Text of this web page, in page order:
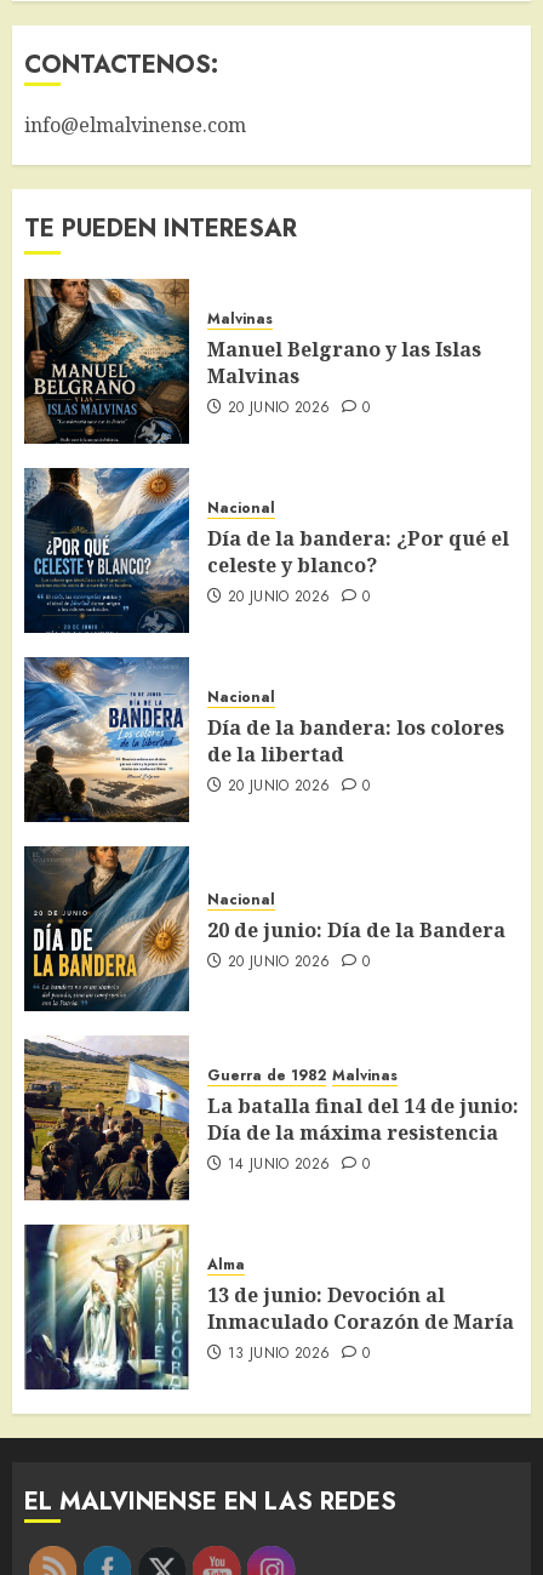
CONTACTENOS:
info@elmalvinense.com
TE PUEDEN INTERESAR
Malvinas
Manuel Belgrano y las Islas
Malvinas
20 JUNIO 2026 0
Nacional
Día de la bandera: ¿Por qué el
celeste y blanco?
20 JUNIO 2026 0
Nacional
Día de la bandera: los colores
de la libertad
20 JUNIO 2026 0
Nacional
20 de junio: Día de la Bandera
20 JUNIO 2026 0
Guerra de 1982 Malvinas
La batalla final del 14 de junio:
Día de la máxima resistencia
14 JUNIO 2026 0
Alma
13 de junio: Devoción al
Inmaculado Corazón de María
13 JUNIO 2026 0
EL MALVINENSE EN LAS REDES